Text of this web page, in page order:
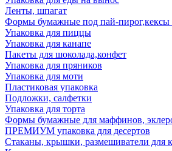
Ленты, шпагат
Формы бумажные под пай-
Упаковка для пиццы
Упаковка для канапе
Пакеты для шоколада,конфет
Упаковка для пряников
Упаковка для моти
Пластиковая упаковка
Подложки, салфетки
Упаковка для торта
Формы бумажные для маффинов,
ПРЕМИУМ упаковка для десертов
Стаканы, крышки, размешиватели для